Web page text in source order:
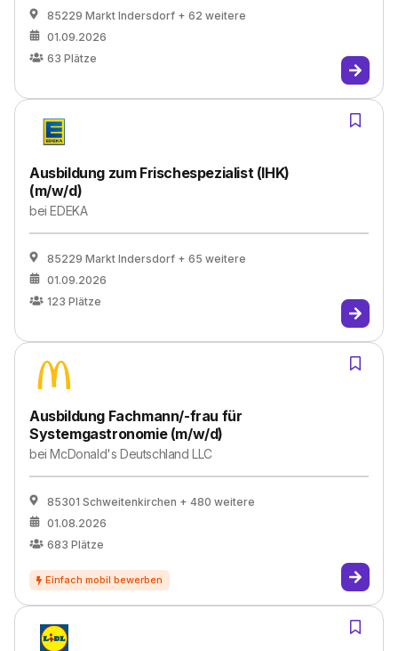
85229 Markt Indersdorf + 62 weitere
01.09.2026
63 Plätze
Ausbildung zum Frischespezialist (IHK)
(m/w/d)
beiEDEKA
85229 Markt Indersdorf + 65 weitere
01.09.2026
123 Plätze
Ausbildung Fachmann/-frau für
Systemgastronomie (m/w/d)
beiMcDonald's Deutschland LLC
85301 Schweitenkirchen + 480 weitere
01.08.2026
683 Plätze